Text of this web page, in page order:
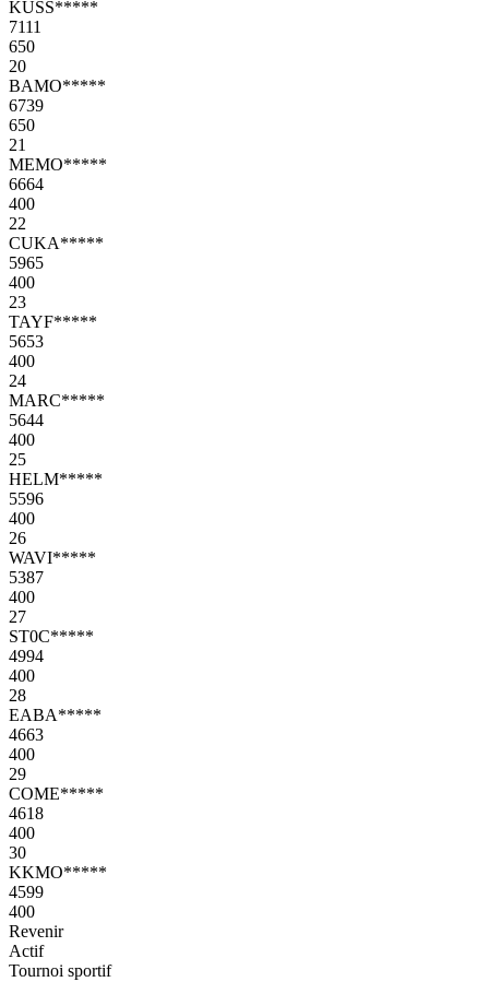
KUSS*****
7111
650
20
BAMO*****
6739
650
21
MEMO*****
6664
400
22
CUKA*****
5965
400
23
TAYF*****
5653
400
24
MARC*****
5644
400
25
HELM*****
5596
400
26
WAVI*****
5387
400
27
ST0C*****
4994
400
28
EABA*****
4663
400
29
COME*****
4618
400
30
KKMO*****
4599
400
Revenir
Actif
Tournoi sportif